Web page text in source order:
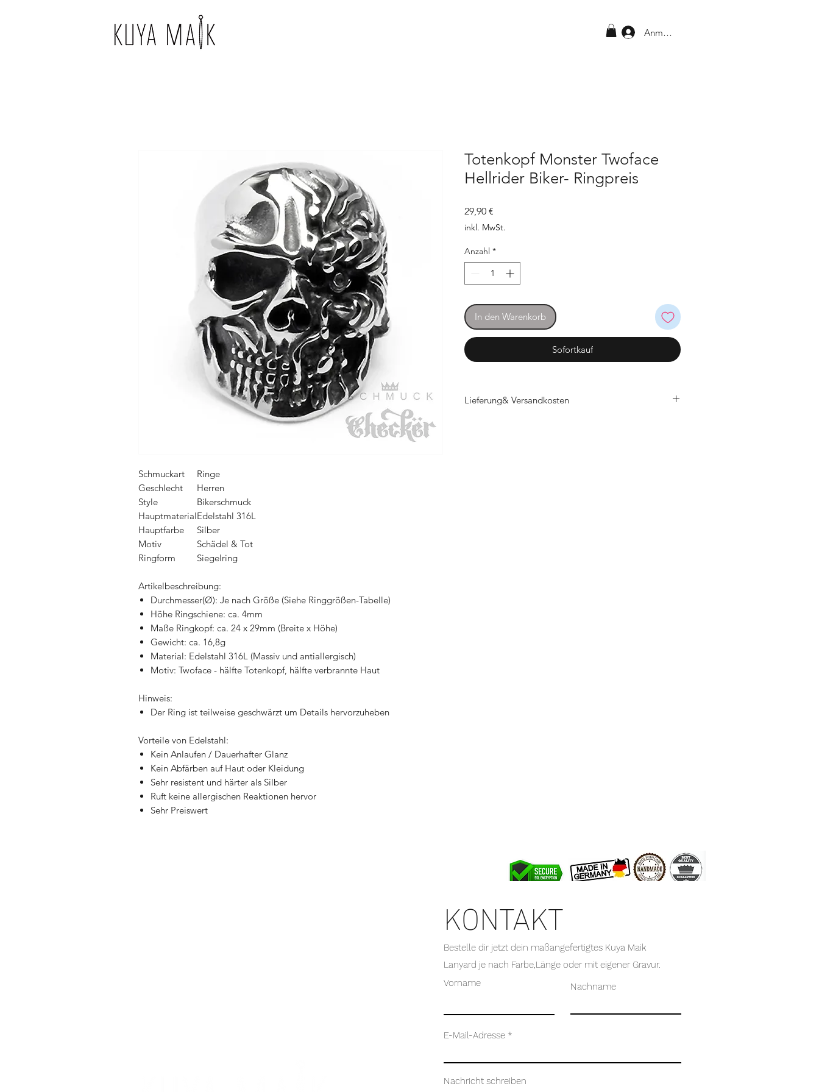
Anmelden
Schmuckart
Ringe
Geschlecht
Herren
Style
Bikerschmuck
HauptmaterialEdelstahl 316L
Hauptfarbe
Silber
Motiv
Schädel & Tot
Ringform
Siegelring
Artikelbeschreibung:
Durchmesser(Ø): Je nach Größe (Siehe Ringgrößen-Tabelle)
Höhe Ringschiene: ca. 4mm
Maße Ringkopf: ca. 24 x 29mm (Breite x Höhe)
Gewicht: ca. 16,8g
Material: Edelstahl 316L (Massiv und antiallergisch)
Motiv: Twoface - hälfte Totenkopf, hälfte verbrannte Haut
Hinweis:
Der Ring ist teilweise geschwärzt um Details hervorzuheben
Vorteile von Edelstahl:
Kein Anlaufen / Dauerhafter Glanz
Kein Abfärben auf Haut oder Kleidung
Sehr resistent und härter als Silber
Ruft keine allergischen Reaktionen hervor
Sehr Preiswert
Totenkopf Monster Twoface
Hellrider Biker- Ringpreis
29,90 €
inkl. MwSt.
Anzahl *
In den Warenkorb
Sofortkauf
Lieferung& Versandkosten
KONTAKT
Bestelle dir jetzt dein maßangefertigtes Kuya Maik
Lanyard je nach Farbe,Länge oder mit eigener Gravur.
Vorname
Nachname
E-Mail-Adresse
Nachricht schreiben